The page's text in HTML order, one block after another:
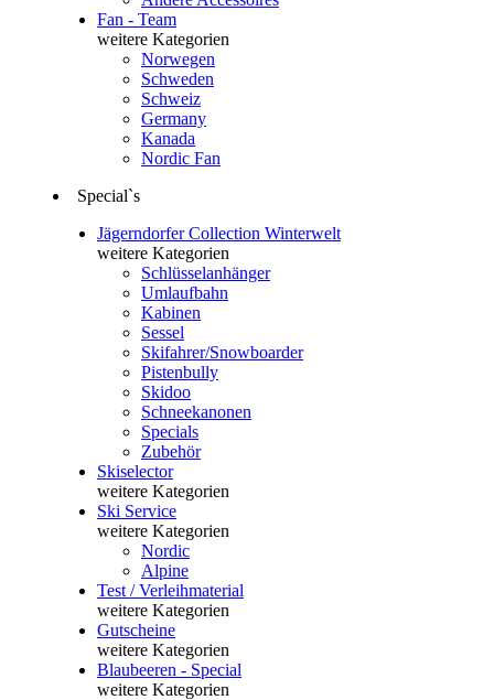
Fan - Team
weitere Kategorien
Norwegen
Schweden
Schweiz
Germany
Kanada
Nordic Fan
Special`s
Jägerndorfer Collection Winterwelt
weitere Kategorien
Schlüsselanhänger
Umlaufbahn
Kabinen
Sessel
Skifahrer/Snowboarder
Pistenbully
Skidoo
Schneekanonen
Specials
Zubehör
Skiselector
weitere Kategorien
Ski Service
weitere Kategorien
Nordic
Alpine
Test / Verleihmaterial
weitere Kategorien
Gutscheine
weitere Kategorien
Blaubeeren - Special
weitere Kategorien